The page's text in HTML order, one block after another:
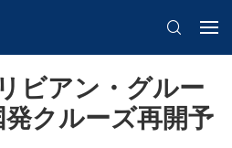
ビアン・グルー
クルーズ再開予